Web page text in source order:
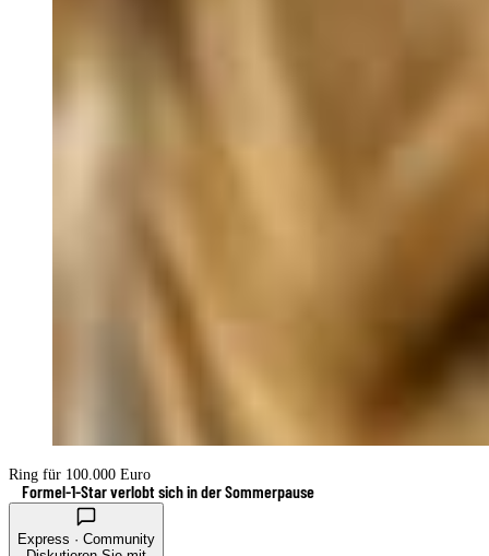
Ring für 100.000 Euro
Formel-1-Star verlobt sich in der Sommerpause
Express · Community